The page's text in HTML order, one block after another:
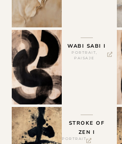
WABI SABI I
PORTRAIT
PAISAJE
STROKE OF
ZEN I
PORTRAIT